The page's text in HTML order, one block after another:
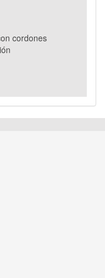
cordones